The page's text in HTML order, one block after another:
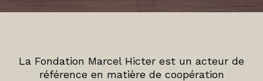
La Fondation Marcel Hicter est un acteur de
référence en matière de coopération